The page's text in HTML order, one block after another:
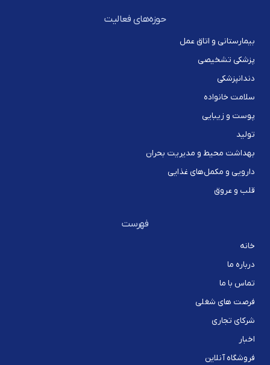
حوزه‌های فعالیت
بیمارستانی و اتاق عمل
پزشکی تشخیصی
دندانپزشکی
سلامت خانواده
پوست و زیبایی
تولید
بهداشت محیط و مدیریت بحران
دارویی و مکمل‌های غذایی
قلب و عروق
فهرست
خانه
درباره ما
تماس با ما
فرصت های شغلی
شرکای تجاری
اخبار
فروشگاه آنلاین